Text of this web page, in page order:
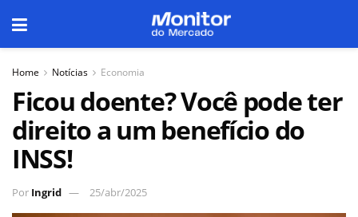
Home Notícias Economia
Ficou doente? Você pode ter
direito a um benefício do
INSS!
Por Ingrid 25/abr/2025